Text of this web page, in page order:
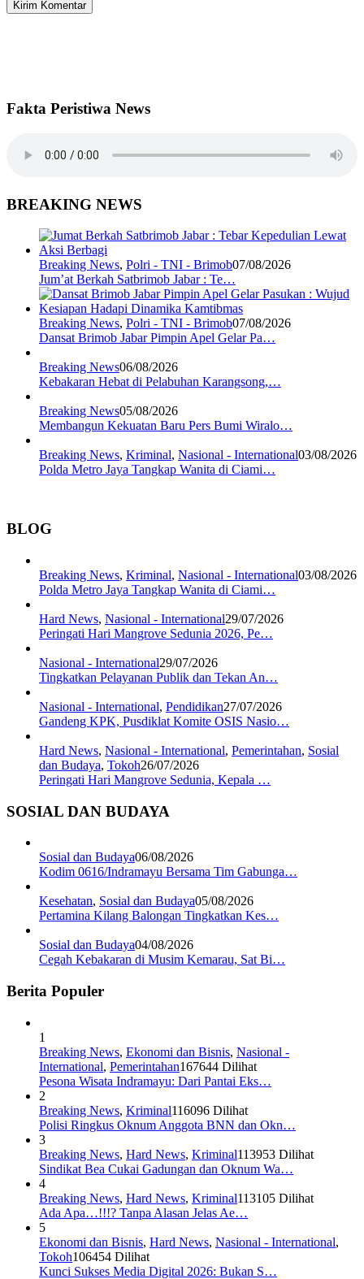
Fakta Peristiwa News
BREAKING NEWS
Breaking News, Polri - TNI - Brimob07/08/2026
Jum’at Berkah Satbrimob Jabar : Te…
Breaking News, Polri - TNI - Brimob07/08/2026
Dansat Brimob Jabar Pimpin Apel Gelar Pa…
Breaking News06/08/2026
Kebakaran Hebat di Pelabuhan Karangsong,…
Breaking News05/08/2026
Membangun Kekuatan Baru Pers Bumi Wiralo…
Breaking News, Kriminal, Nasional - International03/08/2026
Polda Metro Jaya Tangkap Wanita di Ciami…
BLOG
Breaking News, Kriminal, Nasional - International03/08/2026
Polda Metro Jaya Tangkap Wanita di Ciami…
Hard News, Nasional - International29/07/2026
Peringati Hari Mangrove Sedunia 2026, Pe…
Nasional - International29/07/2026
Tingkatkan Pelayanan Publik dan Tekan An…
Nasional - International, Pendidikan27/07/2026
Gandeng KPK, Pusdiklat Komite OSIS Nasio…
Hard News, Nasional - International, Pemerintahan, Sosial
dan Budaya, Tokoh26/07/2026
Peringati Hari Mangrove Sedunia, Kepala …
SOSIAL DAN BUDAYA
Sosial dan Budaya06/08/2026
Kodim 0616/Indramayu Bersama Tim Gabunga…
Kesehatan, Sosial dan Budaya05/08/2026
Pertamina Kilang Balongan Tingkatkan Kes…
Sosial dan Budaya04/08/2026
Cegah Kebakaran di Musim Kemarau, Sat Bi…
Berita Populer
1
Breaking News, Ekonomi dan Bisnis, Nasional -
International, Pemerintahan167644 Dilihat
Pesona Wisata Indramayu: Dari Pantai Eks…
2
Breaking News, Kriminal116096 Dilihat
Polisi Ringkus Oknum Anggota BNN dan Okn…
3
Breaking News, Hard News, Kriminal113953 Dilihat
Sindikat Bea Cukai Gadungan dan Oknum Wa…
4
Breaking News, Hard News, Kriminal113105 Dilihat
Ada Apa…!!!? Tanpa Alasan Jelas Ae…
5
Ekonomi dan Bisnis, Hard News, Nasional - International,
Tokoh106454 Dilihat
Kunci Sukses Media Digital 2026: Bukan S…